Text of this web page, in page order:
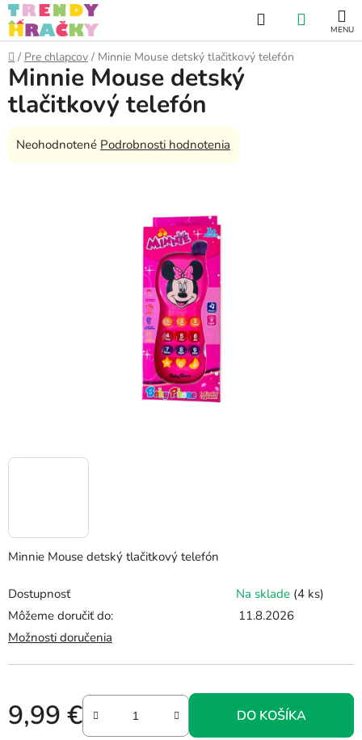
Prejsť
na
obsah
Hľadať
KOŠÍK
Domov
/ Pre chlapcov / Minnie Mouse detský tlačitkový telefón
Minnie Mouse detský tlačitkový telefón
Dostupnosť Na sklade (4 ks)
Môžeme doručiť do:
11.8.2026
Možnosti doručenia
9,99 € DO KOŠÍKA
Minnie Mouse detský
tlačitkový telefón
Priemerné
Neohodnotené Podrobnosti hodnotenia